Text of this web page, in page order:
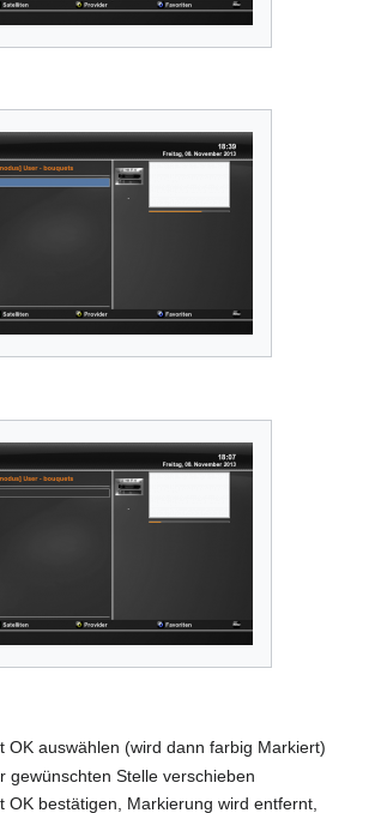
OK auswählen (wird dann farbig Markiert)
gewünschten Stelle verschieben
OK bestätigen, Markierung wird entfernt,